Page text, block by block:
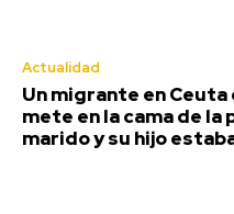
Actualidad
Un migrante en Ceuta
mete en la cama de
marido y su hijo